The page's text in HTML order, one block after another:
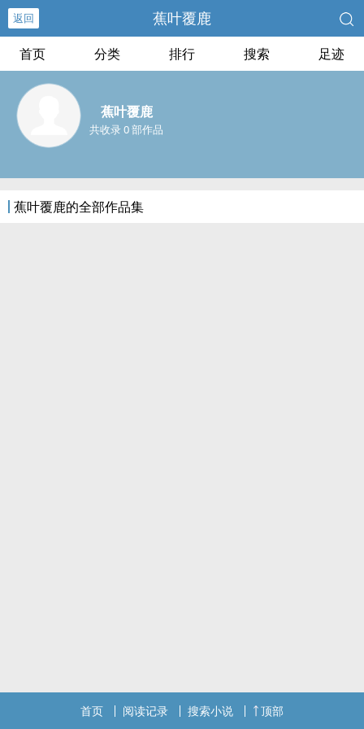
返回 蕉叶覆鹿
首页 分类 排行 搜索 足迹
蕉叶覆鹿
共收录 0 部作品
蕉叶覆鹿的全部作品集
首页 阅读记录 搜索小说 顶部